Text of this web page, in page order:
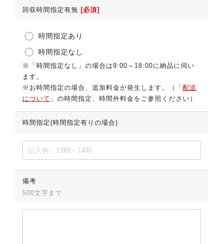
回収時間指定有無 [必須]
時間指定あり
時間指定なし
※「時間指定なし」の場合は9:00～18:00に納品に伺い
ます。
※お時間指定の場合、追加料金が発生します。（「 配送
について 」の時間指定、時間外料金をご参照ください）
時間指定(時間指定有りの場合)
備考
500文字まで